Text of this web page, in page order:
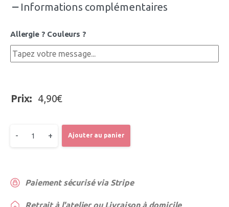
Informations complémentaires
Allergie ? Couleurs ?
Prix: 4,90€
- + Ajouter au panier
Paiement sécurisé via Stripe
Retrait à l'atelier ou Livraison à domicile